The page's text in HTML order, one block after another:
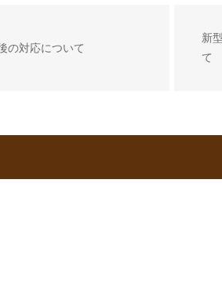
の対応について
新
て